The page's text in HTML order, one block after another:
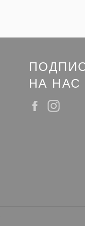
НА НАС
Facebook